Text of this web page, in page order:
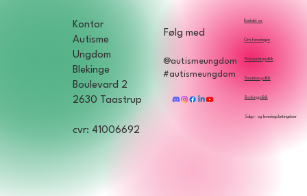
Kontor
Autisme
Ungdom
Blekinge
Boulevard 2
2630 Taastrup
cvr: 41006692
Følg med
@autismeungdom
#autismeungdom
Kontakt os
Om foreningen
Persondatapolitik
Donationspolitik
Bookingpolitik
Salgs- og leveringsbetingelser